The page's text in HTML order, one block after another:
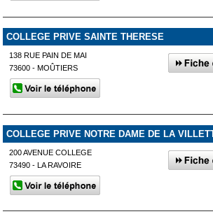
COLLEGE PRIVE SAINTE THERESE
138 RUE PAIN DE MAI
73600 - MOÛTIERS
COLLEGE PRIVE NOTRE DAME DE LA
200 AVENUE COLLEGE
73490 - LA RAVOIRE